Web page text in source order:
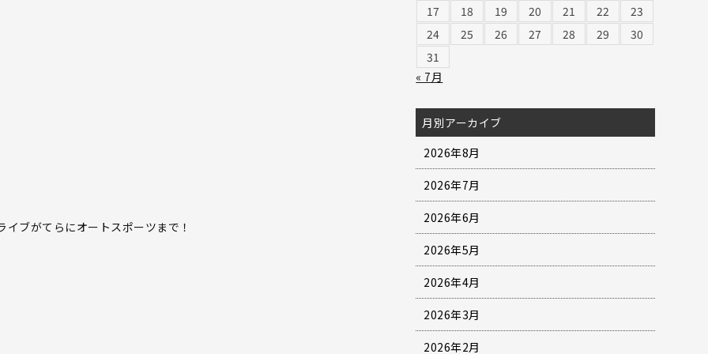
ブがてらにオートスポーツまで！
17 18 19 20 21 22
23
24
25 26 27 28 29
30
31
« 7月
月別アーカイブ
2026年8月
2026年7月
2026年6月
2026年5月
2026年4月
2026年3月
2026年2月